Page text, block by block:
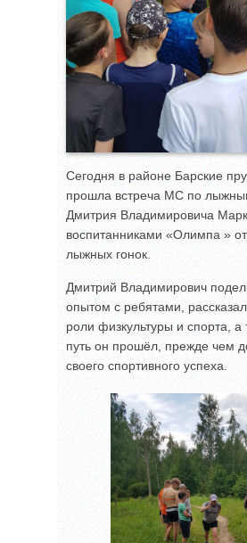
Сегодня в районе Барские
прошла встреча МС по
Дмитрия Владимировича
воспитанниками «Олимпа »
лыжных гонок.
Дмитрий Владимирович
опытом с ребятами,
роли физкультуры и спорта, а
путь он прошёл, прежде чем
своего спортивного успеха.